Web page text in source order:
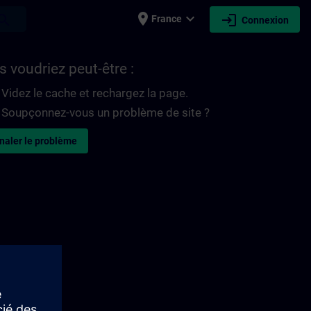
place France expand_more login Connexion
voudriez peut-être :
Videz le cache et rechargez la page.
Soupçonnez-vous un problème de site ?
le problème